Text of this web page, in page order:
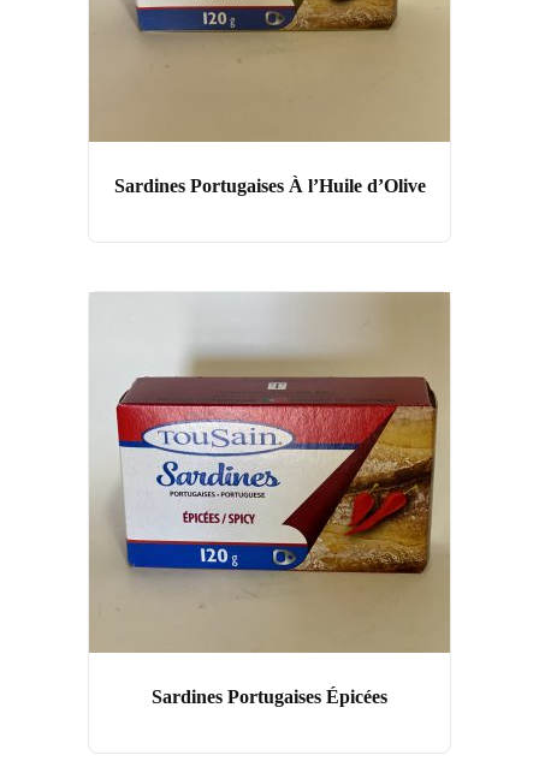
Sardines Portugaises À l’Huile d’Olive
Sardines Portugaises Épicées